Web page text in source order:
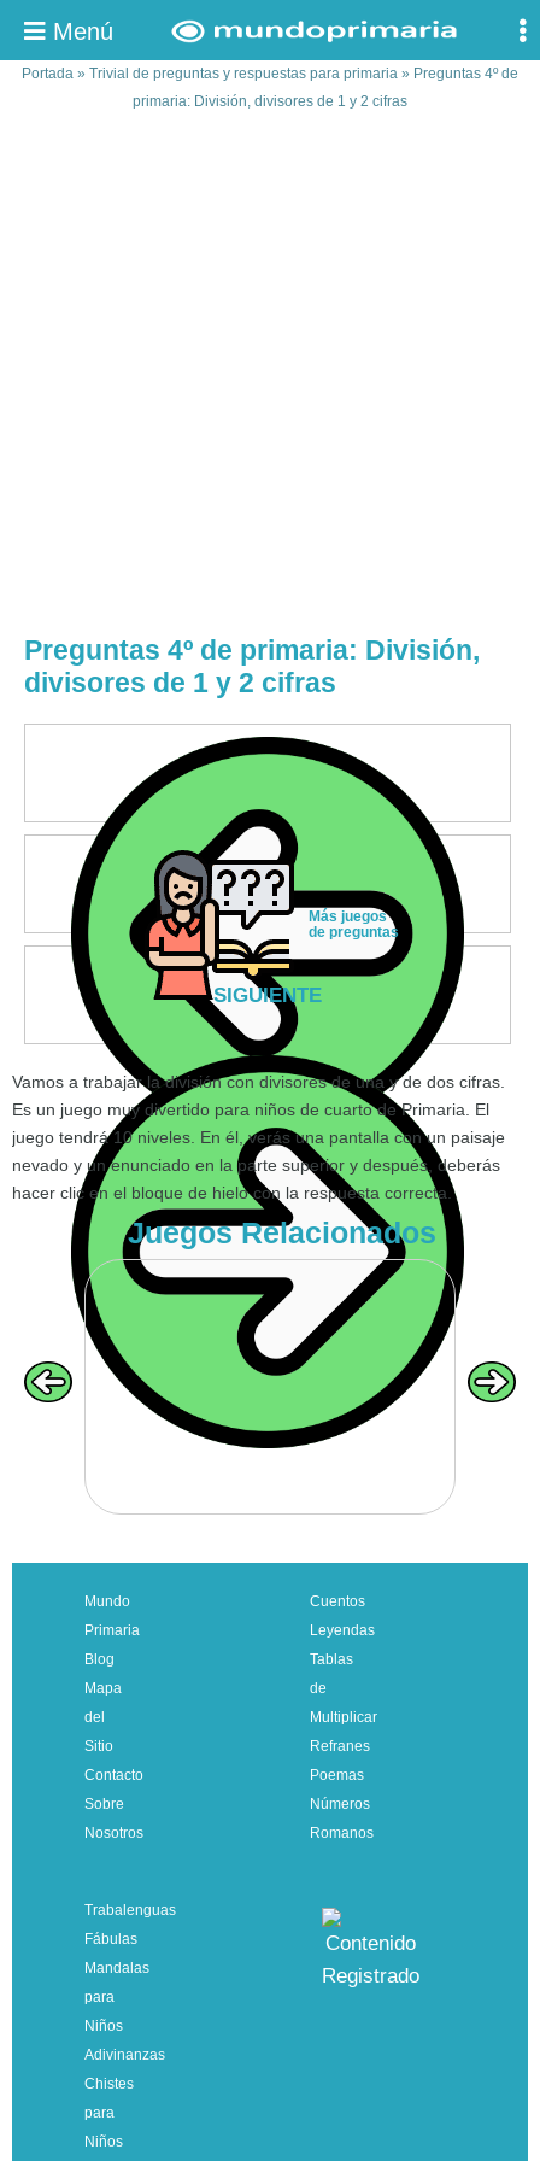
Menú
Portada » Trivial de preguntas y respuestas para primaria » Preguntas 4º de
primaria: División, divisores de 1 y 2 cifras
Preguntas 4º de primaria: División,
divisores de 1 y 2 cifras
VOLVER
Más juegos
de preguntas
SIGUIENTE
Vamos a trabajar la división con divisores de una y de dos cifras.
Es un juego muy divertido para niños de cuarto de Primaria. El
juego tendrá 10 niveles. En él, verás una pantalla con un paisaje
nevado y un enunciado en la parte superior y después, deberás
hacer clic en el bloque de hielo con la respuesta correcta.
Juegos Relacionados
Mundo
Primaria
Blog
Mapa
del
Sitio
Contacto
Sobre
Nosotros
Cuentos
Leyendas
Tablas
de
Multiplicar
Refranes
Poemas
Números
Romanos
Trabalenguas
Fábulas
Mandalas
para
Niños
Adivinanzas
Chistes
para
Niños